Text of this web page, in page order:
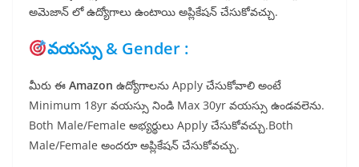
అమెజాన్ లో ఉద్యోగాలు ఉంటాయి అప్లికేషన్ చేసుకోవచ్చు.
వయస్సు & Gender :
మీరు ఈ Amazon ఉద్యోగాలను Apply చేసుకోవాలి అంటే
Minimum 18yr వయస్సు నిండి Max 30yr వయస్సు ఉండవలెను.
Both Male/Female అభ్యర్థులు Apply చేసుకోవచ్చు.Both
Male/Female అందరూ అప్లికేషన్ చేసుకోవచ్చు.